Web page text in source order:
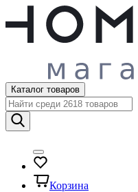
Каталог товаров
Корзина